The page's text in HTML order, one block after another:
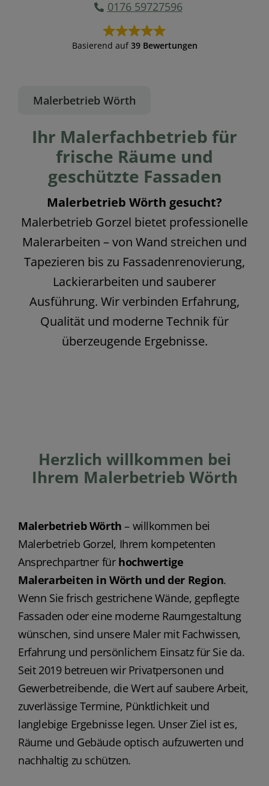
Malerbetrieb Wörth
Ihr Malerfachbetrieb für
frische Räume und
geschützte Fassaden
Malerbetrieb Wörth gesucht?
Malerbetrieb Gorzel bietet professionelle
Malerarbeiten – von Wand streichen und
Tapezieren bis zu Fassadenrenovierung,
Lackierarbeiten und sauberer
Ausführung. Wir verbinden Erfahrung,
Qualität und moderne Technik für
überzeugende Ergebnisse.
0176 59727596
Basierend auf 39 Bewertungen
Herzlich willkommen bei
Ihrem Malerbetrieb Wörth
Malerbetrieb Wörth – willkommen bei
Malerbetrieb Gorzel, Ihrem kompetenten
Ansprechpartner für hochwertige
Malerarbeiten in Wörth und der Region.
Wenn Sie frisch gestrichene Wände, gepflegte
Fassaden oder eine moderne Raumgestaltung
wünschen, sind unsere Maler mit Fachwissen,
Erfahrung und persönlichem Einsatz für Sie da.
Seit 2019 betreuen wir Privatpersonen und
Gewerbetreibende, die Wert auf saubere Arbeit,
zuverlässige Termine, Pünktlichkeit und
langlebige Ergebnisse legen. Unser Ziel ist es,
Räume und Gebäude optisch aufzuwerten und
nachhaltig zu schützen.